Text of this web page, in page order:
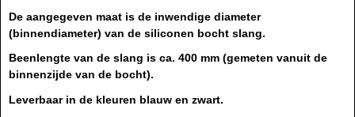
De aangegeven maat is de inwendige diameter
(binnendiameter) van de siliconen bocht slang.
Beenlengte van de slang is ca. 400 mm (gemeten vanuit de
binnenzijde van de bocht).
Leverbaar in de kleuren blauw en zwart.